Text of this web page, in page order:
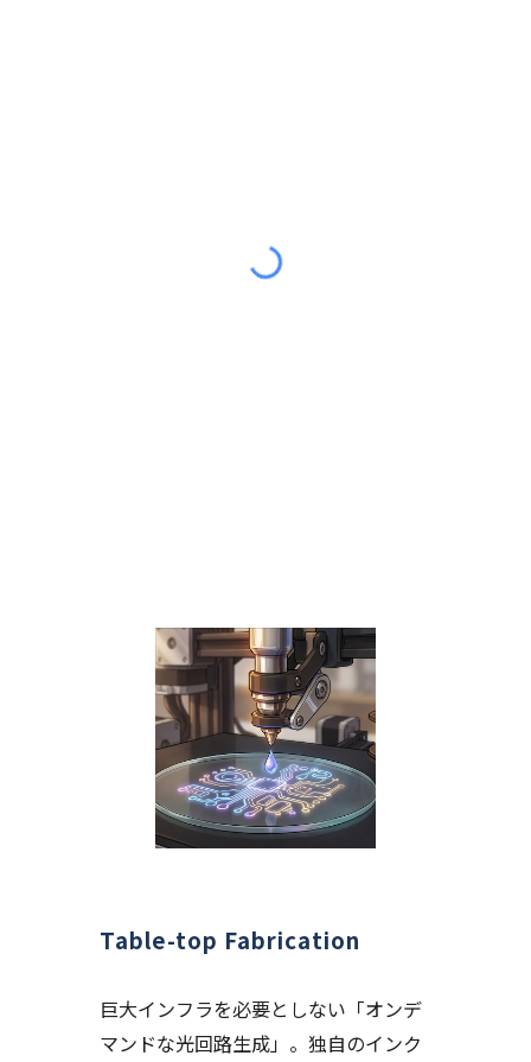
Table-top Fabrication
巨大インフラを必要としない「オンデ
マンドな光回路生成」。独自のインク